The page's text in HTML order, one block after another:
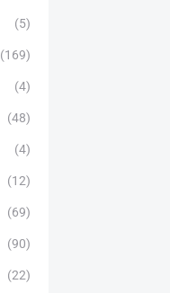
(5)
(169)
(4)
(48)
(4)
(12)
(69)
(90)
(22)